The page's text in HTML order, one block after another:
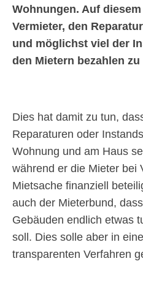
Wohnungen. Auf
Vermieter, den
und möglichst viel der
den Mietern bezahlen zu
Dies hat damit zu tun,
Reparaturen oder
Wohnung und am Haus
während er die Mieter bei
Mietsache finanziell
auch der Mieterbund,
Gebäuden endlich etwas
soll. Dies solle aber in
transparenten Verfahren